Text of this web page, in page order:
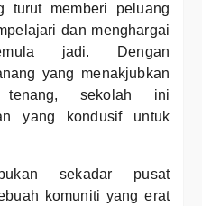
turut memberi peluang
dan menghargai
jadi. Dengan
yang menakjubkan
sekolah ini
yang kondusif untuk
sekadar pusat
komuniti yang erat